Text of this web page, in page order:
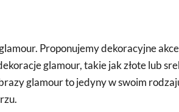
Proponujemy dekoracyjne
glamour, takie jak złote lub
glamour to jedyny w swoim